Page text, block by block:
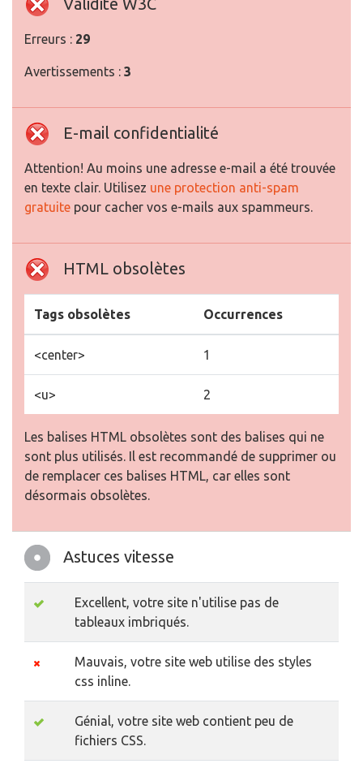
Validité W3C
Erreurs : 29
Avertissements : 3
E-mail confidentialité
Attention! Au moins une adresse e-mail a été trouvée
en texte clair. Utilisez une protection anti-spam
gratuite pour cacher vos e-mails aux spammeurs.
HTML obsolètes
Tags obsolètes Occurrences
<center> 1
<u> 2
Les balises HTML obsolètes sont des balises qui ne
sont plus utilisés. Il est recommandé de supprimer ou
de remplacer ces balises HTML, car elles sont
désormais obsolètes.
Astuces vitesse
Excellent, votre site n'utilise pas de
tableaux imbriqués.
Mauvais, votre site web utilise des styles
css inline.
Génial, votre site web contient peu de
fichiers CSS.